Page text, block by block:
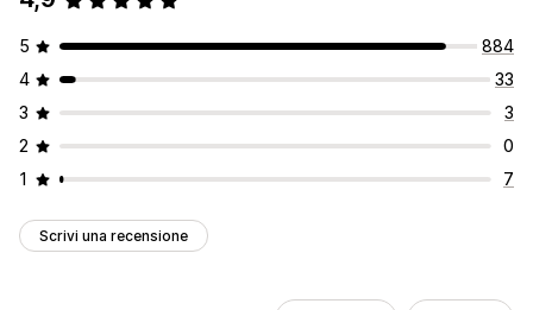
5
884
4
33
3
3
2
0
1
7
Scrivi una recensione